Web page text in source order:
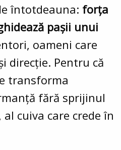
întotdeauna: forța
pașii unui
oameni care
direcție. Pentru că
transforma
fără sprijinul
cuiva care crede în